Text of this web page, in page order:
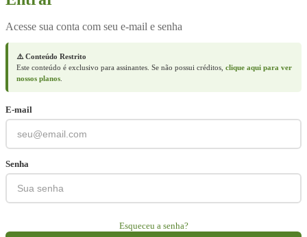
Acesse sua conta com seu e-mail e senha
⚠️ Conteúdo Restrito
Este conteúdo é exclusivo para assinantes. Se não possui créditos, clique aqui para ver
nossos planos
E-mail
Senha
Esqueceu a senha?